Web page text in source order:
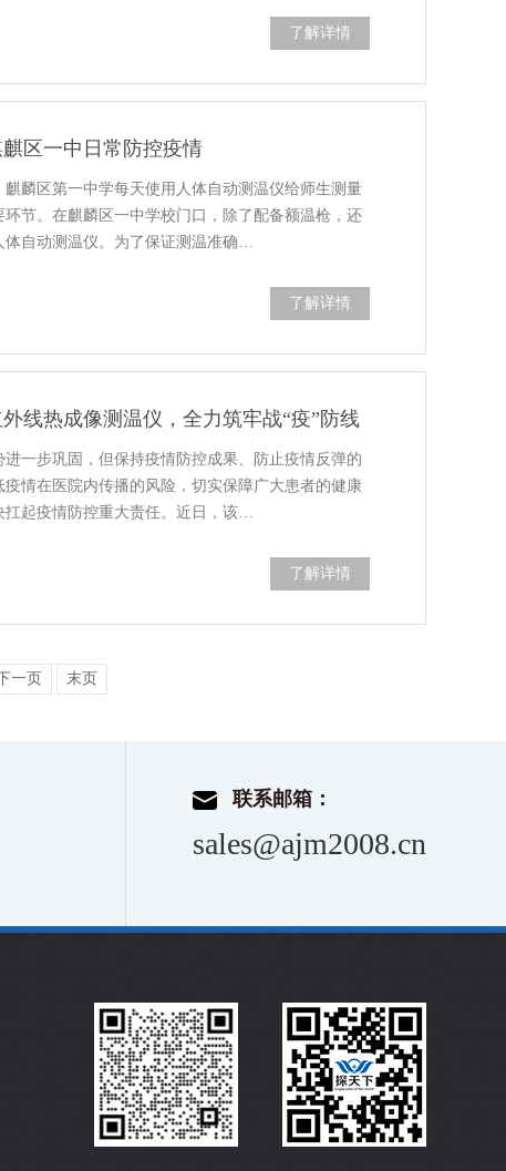
了解详情
区一中日常防控疫情
麟区第一中学每天使用人体自动测温仪给师生测量
节。在麒麟区一中学校门口，除了配备额温枪，还
自动测温仪。为了保证测温准确…
了解详情
线热成像测温仪，全力筑牢战“疫”防线
一步巩固，但保持疫情防控成果、防止疫情反弹的
情在医院内传播的风险，切实保障广大患者的健康
起疫情防控重大责任。近日，该…
了解详情
一页 末页
联系邮箱：
sales@ajm2008.cn